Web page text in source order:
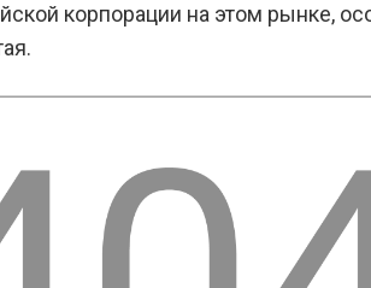
корпорации на этом рынке,